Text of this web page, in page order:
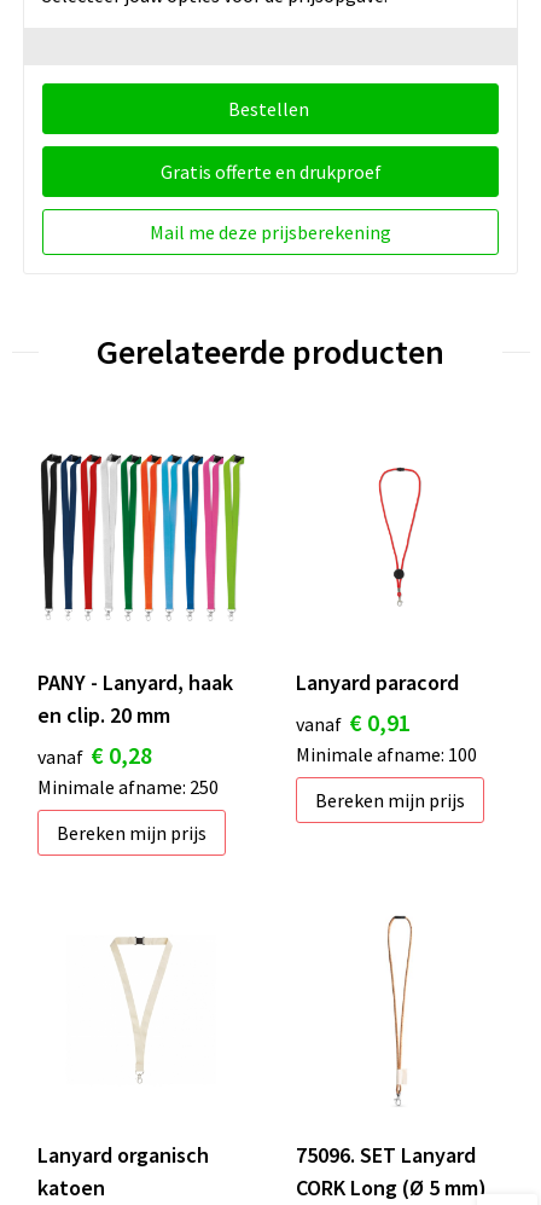
Bestellen
Gratis offerte en drukproef
Mail me deze prijsberekening
Gerelateerde producten
PANY - Lanyard, haak
en clip. 20 mm
vanaf € 0,28
Minimale afname: 250
Bereken mijn prijs
Lanyard paracord
vanaf € 0,91
Minimale afname: 100
Bereken mijn prijs
Lanyard organisch
katoen
75096. SET Lanyard
CORK Long (Ø 5 mm)